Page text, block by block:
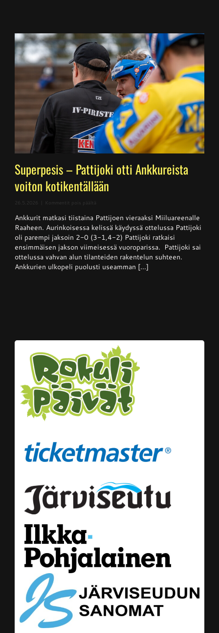
Superpesis – Pattijoki otti Ankkureista
voiton kotikentällään
26.5.2026 Kommentit pois päältä
–
Pattijoki
otti
Ankkureista
voiton
kotikentällään
Ankkurit matkasi tiistaina Pattijoen vieraaksi Miiluareenalle
Raaheen. Aurinkoisessa kelissä käydyssä ottelussa Pattijoki
oli parempi jaksoin 2-0 (3-1,4-2) Pattijoki ratkaisi
ensimmäisen jakson viimeisessä vuoroparissa. Pattijoki sai
ottelussa vahvan alun tilanteiden rakentelun suhteen.
Ankkurien ulkopeli puolusti useamman [...]